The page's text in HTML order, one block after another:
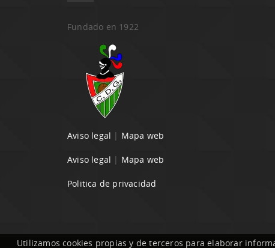
Fundado en 1922
Aviso legal | Mapa web
Aviso legal | Mapa web
Politica de privacidad
Utilizamos cookies propias y de terceros para elaborar